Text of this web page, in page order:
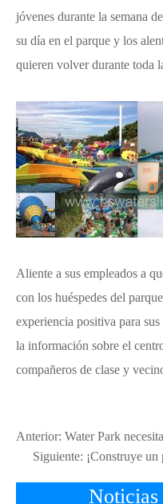
jóvenes durante la semana
su día en el parque y los
quieren volver durante toda
Aliente a sus empleados a
con los huéspedes del
experiencia positiva para
la información sobre el
compañeros de clase y
Anterior: Water Park
Siguiente: ¡Construye
Noticias